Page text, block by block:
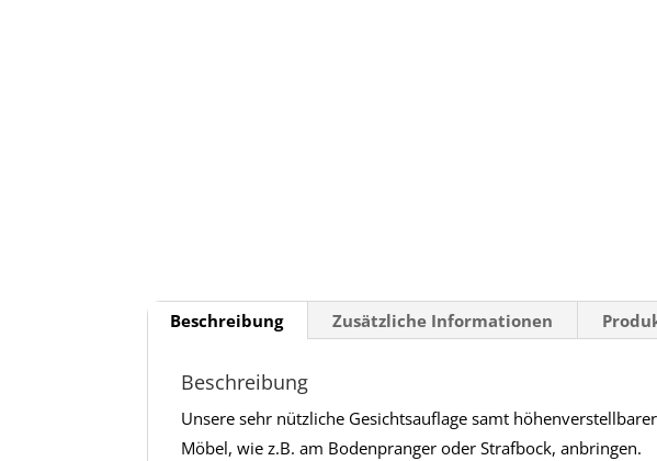
Beschreibung Zusätzliche Informationen
Beschreibung
Unsere sehr nützliche Gesichtsauflage samt
Möbel, wie z.B. am Bodenpranger oder Strafbock, anbringen.